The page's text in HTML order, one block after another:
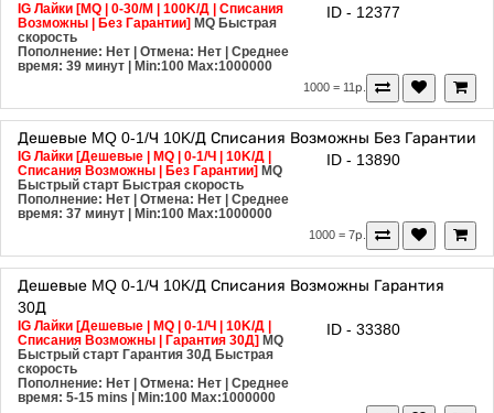
IG Лайки [MQ | 0-30/М | 100K/Д | Списания
Возможны | Без Гарантии] MQ Быстрая
скорость
Пополнение: Нет | Отмена: Нет | Среднее
время: 39 минут
| Min:100 Max:1000000
ID - 12377
1000 = 11р.
Дешевые MQ 0-1/Ч 10K/Д Списания Возможны Без Гарантии
IG Лайки [Дешевые | MQ | 0-1/Ч | 10K/Д |
Списания Возможны | Без Гарантии] MQ
Быстрый старт Быстрая скорость
Пополнение: Нет | Отмена: Нет | Среднее
время: 37 минут
| Min:100 Max:1000000
ID - 13890
1000 = 7р.
Дешевые MQ 0-1/Ч 10K/Д Списания Возможны Гарантия
30Д
IG Лайки [Дешевые | MQ | 0-1/Ч | 10K/Д |
Списания Возможны | Гарантия 30Д] MQ
Быстрый старт Гарантия 30Д Быстрая
скорость
Пополнение: Нет | Отмена: Нет | Среднее
время: 5-15 mins
| Min:100 Max:1000000
ID - 33380